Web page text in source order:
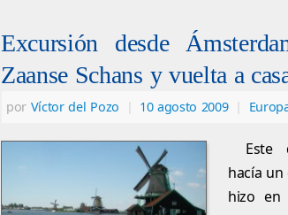
Excursión desde
Zaanse Schans y vuelta a
por Víctor del Pozo 10 agosto 2009
Este
hacía
hizo en